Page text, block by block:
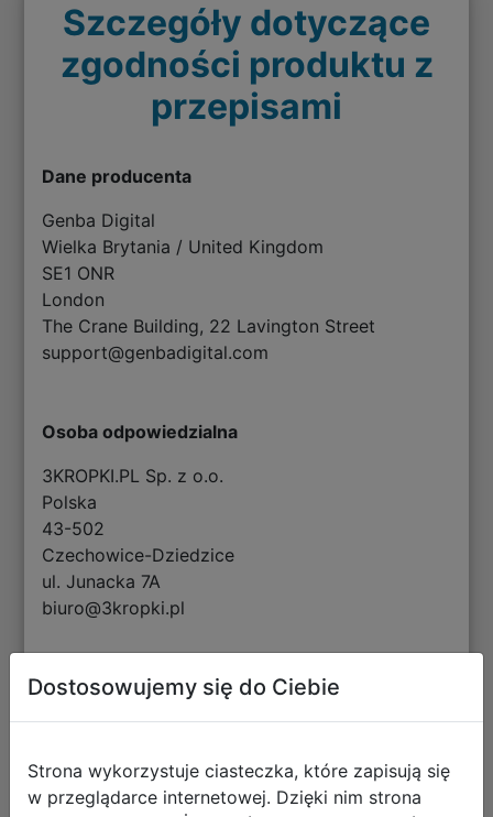
Szczegóły dotyczące
zgodności produktu z
przepisami
Dane producenta
Genba Digital
Wielka Brytania / United Kingdom
SE1 ONR
London
The Crane Building, 22 Lavington Street
support@genbadigital.com
Osoba odpowiedzialna
3KROPKI.PL Sp. z o.o.
Polska
43-502
Czechowice-Dziedzice
ul. Junacka 7A
biuro@3kropki.pl
Informacje o bezpieczeństwie
pobierz plik
Dostosowujemy się do Ciebie
Strona wykorzystuje ciasteczka, które zapisują się
w przeglądarce internetowej. Dzięki nim strona